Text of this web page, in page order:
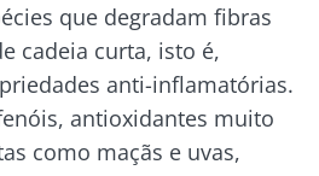
que degradam fibras
cadeia curta, isto é,
anti-inflamatórias.
antioxidantes muito
como maçãs e uvas,